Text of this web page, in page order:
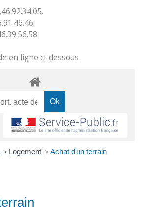
en ligne ci-dessous .
> Logement > Achat d'un terrain